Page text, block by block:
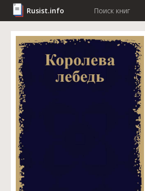
Rusist.info Поиск книг